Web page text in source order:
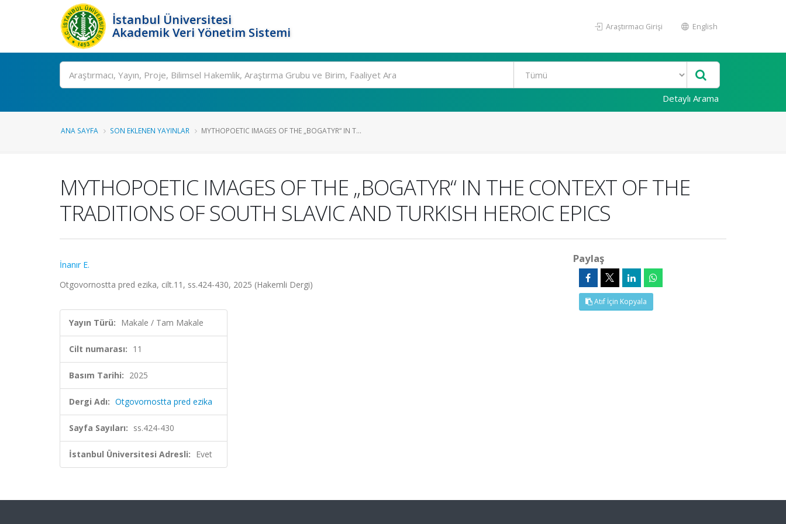
İstanbul Üniversitesi
Akademik Veri Yönetim Sistemi
Araştırmacı Girişi English
Ara
Detaylı Arama
ANA SAYFA SON EKLENEN YAYINLAR MYTHOPOETIC IMAGES OF THE „BOGATYR“ IN T...
MYTHOPOETIC IMAGES OF THE „BOGATYR“ IN THE CONTEXT OF THE
TRADITIONS OF SOUTH SLAVIC AND TURKISH HEROIC EPICS
İnanır E.
Otgovornostta pred ezika, cilt.11, ss.424-430, 2025 (Hakemli Dergi)
Yayın Türü: Makale / Tam Makale
Cilt numarası: 11
Basım Tarihi: 2025
Dergi Adı: Otgovornostta pred ezika
Sayfa Sayıları: ss.424-430
İstanbul Üniversitesi Adresli: Evet
Paylaş
Atıf İçin Kopyala